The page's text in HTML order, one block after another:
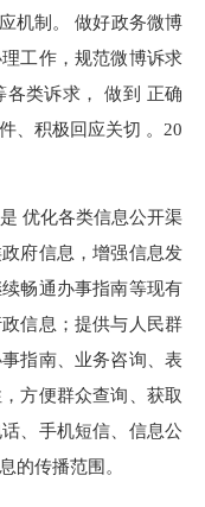
制。 做好政务微博
工作，规范微博诉求
各类诉求， 做到 正确
、积极回应关切 。20
优化各类信息公开渠
府信息，增强信息发
畅通办事指南等现有
信息；提供与人民群
指南、业务咨询、表
方便群众查询、获取
、手机短信、信息公
的传播范围。